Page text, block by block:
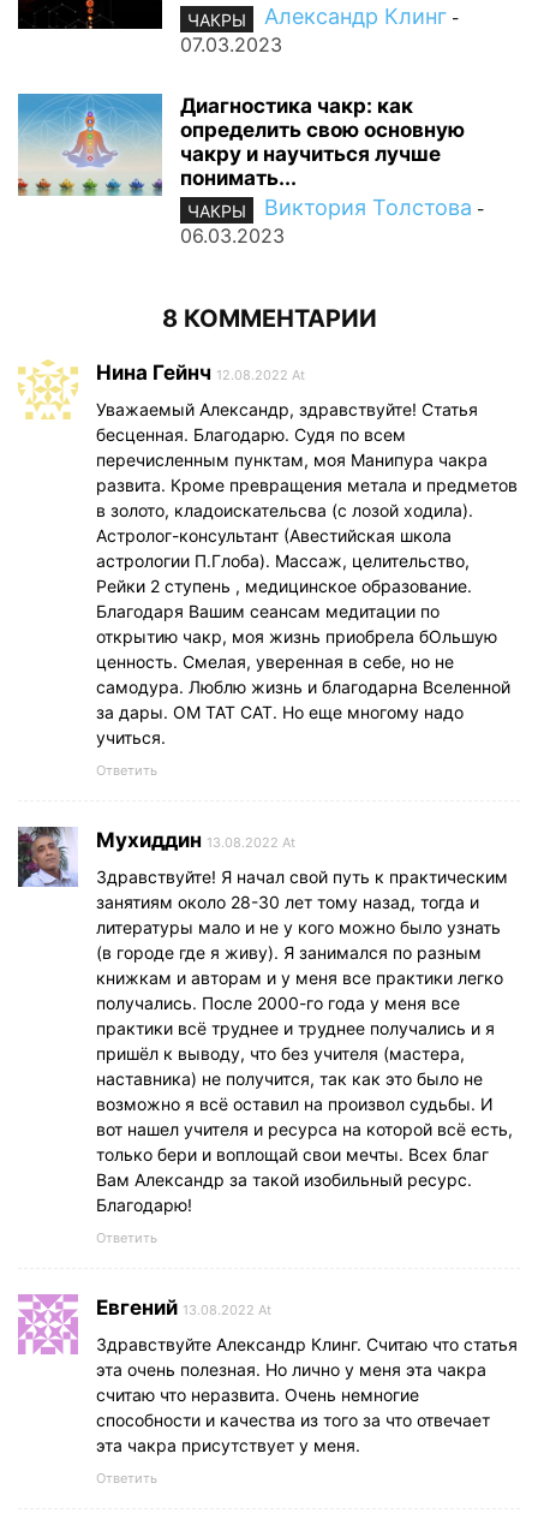
ЧАКРЫ Александр Клинг -
07.03.2023
Диагностика чакр: как
определить свою основную
чакру и научиться лучше
понимать...
ЧАКРЫ Виктория Толстова -
06.03.2023
8 КОММЕНТАРИИ
Нина Гейнч 12.08.2022 At
Уважаемый Александр, здравствуйте! Статья
бесценная. Благодарю. Судя по всем
перечисленным пунктам, моя Манипура чакра
развита. Кроме превращения метала и предметов
в золото, кладоискательсва (с лозой ходила).
Астролог-консультант (Авестийская школа
астрологии П.Глоба). Массаж, целительство,
Рейки 2 ступень , медицинское образование.
Благодаря Вашим сеансам медитации по
открытию чакр, моя жизнь приобрела бОльшую
ценность. Смелая, уверенная в себе, но не
самодура. Люблю жизнь и благодарна Вселенной
за дары. ОМ ТАТ САТ. Но еще многому надо
учиться.
Ответить
Мухиддин 13.08.2022 At
Здравствуйте! Я начал свой путь к практическим
занятиям около 28-30 лет тому назад, тогда и
литературы мало и не у кого можно было узнать
(в городе где я живу). Я занимался по разным
книжкам и авторам и у меня все практики легко
получались. После 2000-го года у меня все
практики всё труднее и труднее получались и я
пришёл к выводу, что без учителя (мастера,
наставника) не получится, так как это было не
возможно я всё оставил на произвол судьбы. И
вот нашел учителя и ресурса на которой всё есть,
только бери и воплощай свои мечты. Всех благ
Вам Александр за такой изобильный ресурс.
Благодарю!
Ответить
Евгений 13.08.2022 At
Здравствуйте Александр Клинг. Считаю что статья
эта очень полезная. Но лично у меня эта чакра
считаю что неразвита. Очень немногие
способности и качества из того за что отвечает
эта чакра присутствует у меня.
Ответить